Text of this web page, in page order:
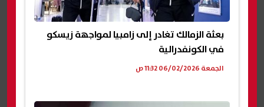
بعثة الزمالك تغادر إلى زامبيا لمواجهة زيسكو
في الكونفدرالية
الجمعة 06/02/2026 11:32 ص